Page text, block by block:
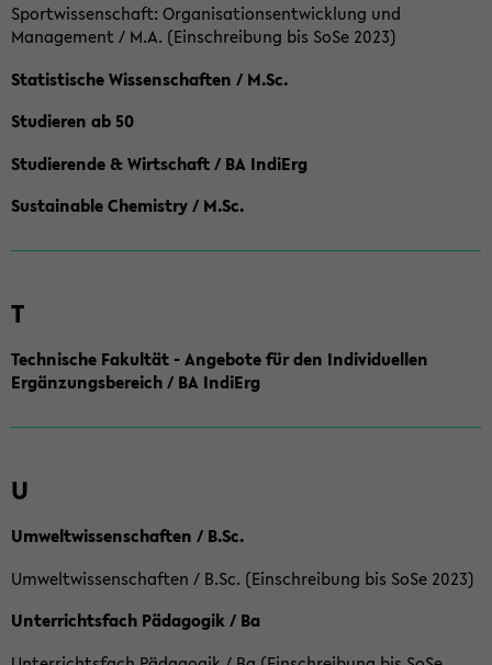
Sportwissenschaft: Organisationsentwicklung und
Management / M.A. (Einschreibung bis SoSe 2023)
Statistische Wissenschaften / M.Sc.
Studieren ab 50
Studierende & Wirtschaft / BA IndiErg
Sustainable Chemistry / M.Sc.
T
Technische Fakultät - Angebote für den Individuellen
Ergänzungsbereich / BA IndiErg
U
Umweltwissenschaften / B.Sc.
Umweltwissenschaften / B.Sc. (Einschreibung bis SoSe 2023)
Unterrichtsfach Pädagogik / Ba